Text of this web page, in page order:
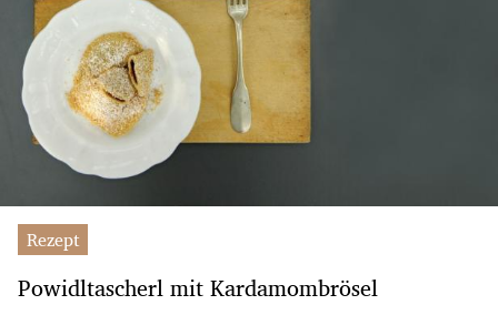
Rezept
Powidltascherl mit Kardamombrösel